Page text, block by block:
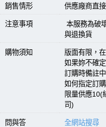
銷售情形 供應廠商直
注意事項
本服務為破
與退換貨
購物須知 版面有限，
如果妳不確
訂購時備註
如何指定訂購
限量供應10(
司)
問與答 全網站搜尋